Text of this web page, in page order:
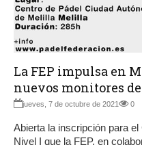
La FEP impulsa en
nuevos monitores
jueves, 7 de octubre de 2021 0
Abierta la inscripción para
Nivel I que la FEP, en